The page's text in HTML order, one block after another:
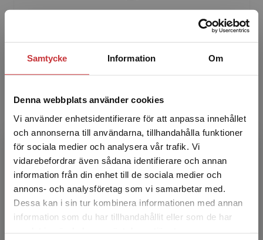
Samtycke Information Om
Denna webbplats använder cookies
Vi använder enhetsidentifierare för att anpassa innehållet
och annonserna till användarna, tillhandahålla funktioner
för sociala medier och analysera vår trafik. Vi
vidarebefordrar även sådana identifierare och annan
information från din enhet till de sociala medier och
annons- och analysföretag som vi samarbetar med.
Dessa kan i sin tur kombinera informationen med annan
information som du har tillhandahållit eller som de har
Begränsad fraktregion
Det verkar som att du besöker
studentlitteratur.se via en enhet utanför Sverige.
suicidpreventionssamordnare på Uppsala
kommun.
Margareta Kristenson
Margareta Kristenson, professor emerita och